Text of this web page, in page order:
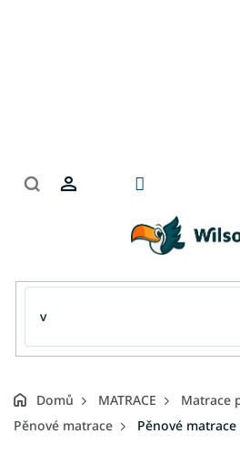
Domů MATRACE
Matrace
Pěnové matrace
Pěnové matrace